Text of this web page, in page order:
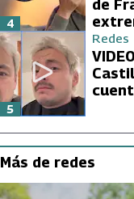
de
4
Redes
5
Más de redes